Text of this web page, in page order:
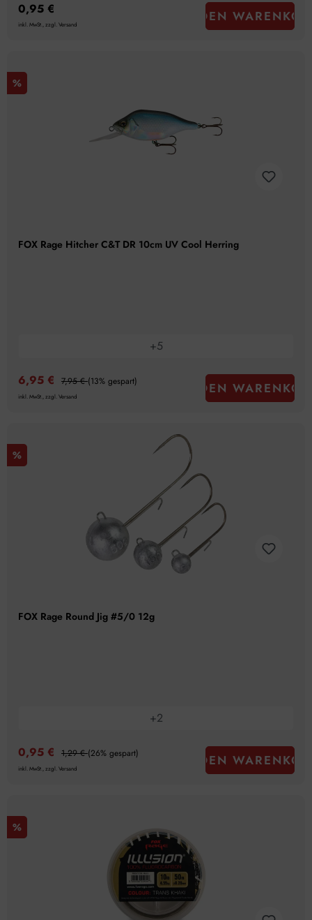
0,95 €
inkl. MwSt., zzgl. Versand IN DEN
%
FOX Rage Hitcher C&T DR 10cm UV Cool Herring
+5
6,95 € 7,95 €(13% gespart)
inkl. MwSt., zzgl. Versand IN DEN
%
FOX Rage Round Jig #5/0 12g
+2
0,95 € 1,29 €(26% gespart)
inkl. MwSt., zzgl. Versand IN DEN
%